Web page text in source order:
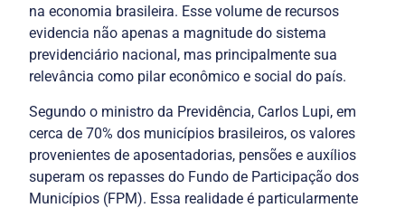
na economia brasileira. Esse volume de recursos
evidencia não apenas a magnitude do sistema
previdenciário nacional, mas principalmente sua
Segundo o ministro da Previdência, Carlos Lupi, em
cerca de 70% dos municípios brasileiros, os valores
provenientes de aposentadorias, pensões e auxílios
superam os repasses do Fundo de Participação dos
Municípios (FPM). Essa realidade é particularmente